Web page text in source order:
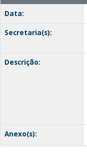
Data:
Secretaria(s):
Descrição:
Anexo(s):